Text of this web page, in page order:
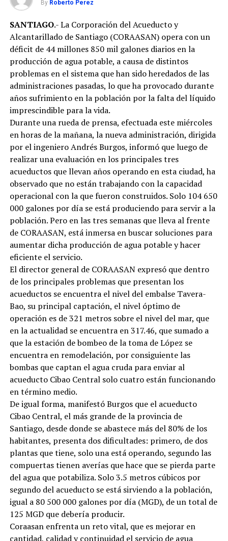
By Roberto Perez
SANTIAGO.- La Corporación del Acueducto y
Alcantarillado de Santiago (CORAASAN) opera con un
déficit de 44 millones 850 mil galones diarios en la
producción de agua potable, a causa de distintos
problemas en el sistema que han sido heredados de las
administraciones pasadas, lo que ha provocado durante
años sufrimiento en la población por la falta del líquido
imprescindible para la vida.
Durante una rueda de prensa, efectuada este miércoles
en horas de la mañana, la nueva administración, dirigida
por el ingeniero Andrés Burgos, informó que luego de
realizar una evaluación en los principales tres
acueductos que llevan años operando en esta ciudad, ha
observado que no están trabajando con la capacidad
operacional con la que fueron construidos. Solo 104 650
000 galones por día se está produciendo para servir a la
población. Pero en las tres semanas que lleva al frente
de CORAASAN, está inmersa en buscar soluciones para
aumentar dicha producción de agua potable y hacer
eficiente el servicio.
El director general de CORAASAN expresó que dentro
de los principales problemas que presentan los
acueductos se encuentra el nivel del embalse Tavera-
Bao, su principal captación, el nivel óptimo de
operación es de 321 metros sobre el nivel del mar, que
en la actualidad se encuentra en 317.46, que sumado a
que la estación de bombeo de la toma de López se
encuentra en remodelación, por consiguiente las
bombas que captan el agua cruda para enviar al
acueducto Cibao Central solo cuatro están funcionando
en término medio.
De igual forma, manifestó Burgos que el acueducto
Cibao Central, el más grande de la provincia de
Santiago, desde donde se abastece más del 80% de los
habitantes, presenta dos dificultades: primero, de dos
plantas que tiene, solo una está operando, segundo las
compuertas tienen averías que hace que se pierda parte
del agua que potabiliza. Solo 3.5 metros cúbicos por
segundo del acueducto se está sirviendo a la población,
igual a 80 500 000 galones por día (MGD), de un total de
125 MGD que debería producir.
Coraasan enfrenta un reto vital, que es mejorar en
cantidad, calidad y continuidad el servicio de agua